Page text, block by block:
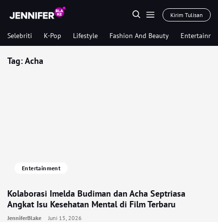
Kirim Tulisan
Selebriti K-Pop Lifestyle Fashion And Beauty
Tag:Acha
Entertainment
Kolaborasi Imelda Budiman dan Acha Septriasa
Angkat Isu Kesehatan Mental di Film Terbaru
JenniferBlake Juni 15, 2026